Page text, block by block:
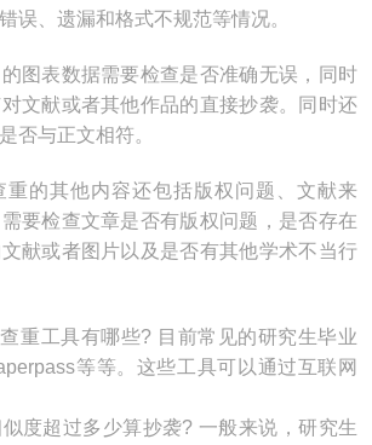
误、遗漏和格式不规范等情况。
图表数据需要检查是否准确无误，同时
文献或者其他作品的直接抄袭。同时还
否与正文相符。
重的其他内容还包括版权问题、文献来
要检查文章是否有版权问题，是否存在
献或者图片以及是否有其他学术不当行
重工具有哪些? 目前常见的研究生毕业
等等。这些工具可以通过互联网
度超过多少算抄袭? 一般来说，研究生